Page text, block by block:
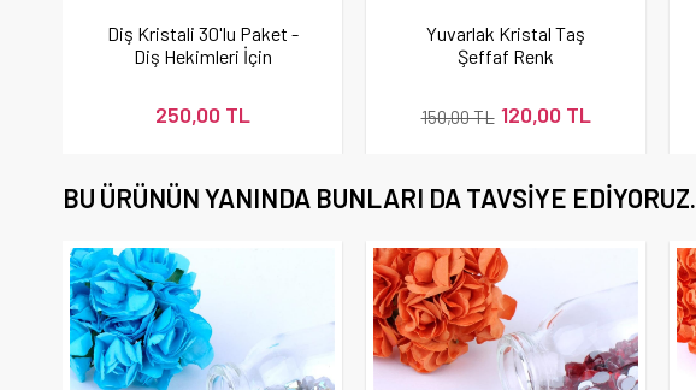
Diş Kristali 30'lu Paket -
Diş Hekimleri İçin
250,00 TL
Yuvarlak Kristal Taş
Şeffaf Renk
120,00 TL
150,00 TL
BU ÜRÜNÜN YANINDA BUNLARI DA TAVSIYE EDIYORUZ.